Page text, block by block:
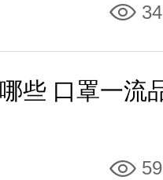
些 口罩一流